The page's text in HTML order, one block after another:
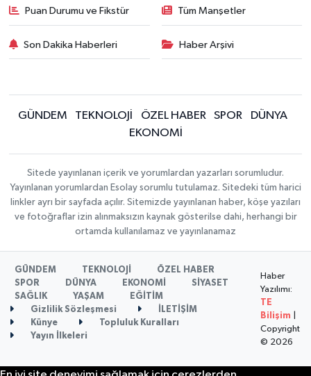
Puan Durumu ve Fikstür Tüm Manşetler
Son Dakika Haberleri Haber Arşivi
GÜNDEM TEKNOLOJİ ÖZEL HABER SPOR
DÜNYA
EKONOMİ
Sitede yayınlanan içerik ve yorumlardan yazarları sorumludur.
Yayınlanan yorumlardan Esolay sorumlu tutulamaz. Sitedeki tüm harici
linkler ayrı bir sayfada açılır. Sitemizde yayınlanan haber, köşe yazıları
ve fotoğraflar izin alınmaksızın kaynak gösterilse dahi, herhangi bir
ortamda kullanılamaz ve yayınlanamaz
GÜNDEM TEKNOLOJİ
ÖZEL HABER
SPOR
DÜNYA EKONOMİ
SİYASET
SAĞLIK
YAŞAM
EĞİTİM
Gizlilik Sözleşmesi
İLETİŞİM
Künye
Topluluk Kuralları
Yayın İlkeleri
Haber
Yazılımı:
TE
Bilişim
Copyright
© 2026